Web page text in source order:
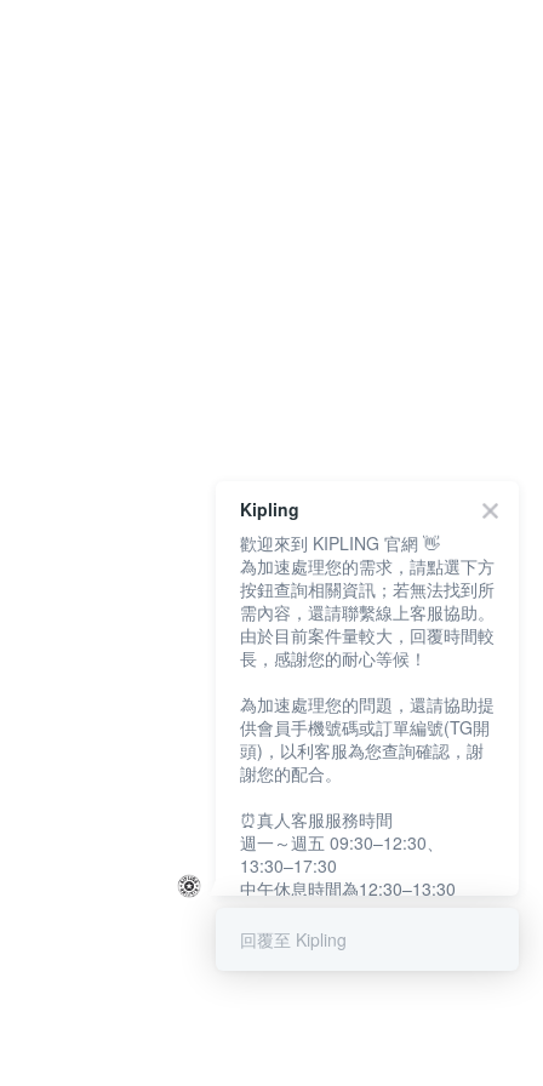
Kipling
歡迎來到 KIPLING 官網 👋
為加速處理您的需求，請點選下方
按鈕查詢相關資訊；若無法找到所
需內容，還請聯繫線上客服協助。
由於目前案件量較大，回覆時間較
長，感謝您的耐心等候！
為加速處理您的問題，還請協助提
供會員手機號碼或訂單編號(TG開
頭)，以利客服為您查詢確認，謝
謝您的配合。
⏰真人客服服務時間
週一～週五 09:30–12:30、
13:30–17:30
中午休息時間為12:30–13:30
提醒您：系統會自動已讀訊息，如
回覆至 Kipling